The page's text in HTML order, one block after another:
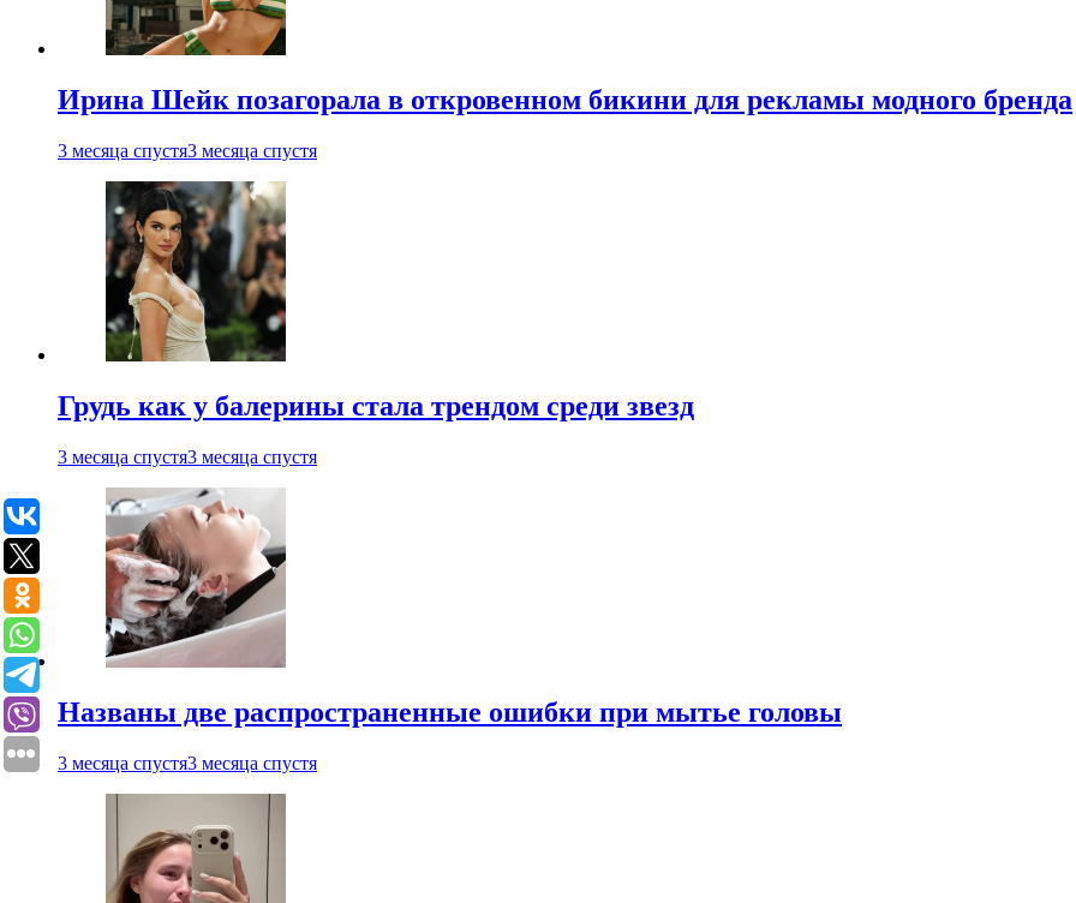
Ирина Шейк позагорала в откровенном бикини для рекламы модного бренда
3 месяца спустя3 месяца спустя
Грудь как у балерины стала трендом среди звезд
3 месяца спустя3 месяца спустя
Названы две распространенные ошибки при мытье головы
3 месяца спустя3 месяца спустя